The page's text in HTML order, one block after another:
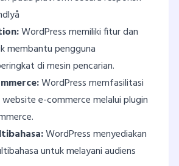
WordPress memiliki fitur dan
membantu pengguna
di mesin pencarian.
WordPress memfasilitasi
e-commerce melalui plugin
WordPress menyediakan
untuk melayani audiens